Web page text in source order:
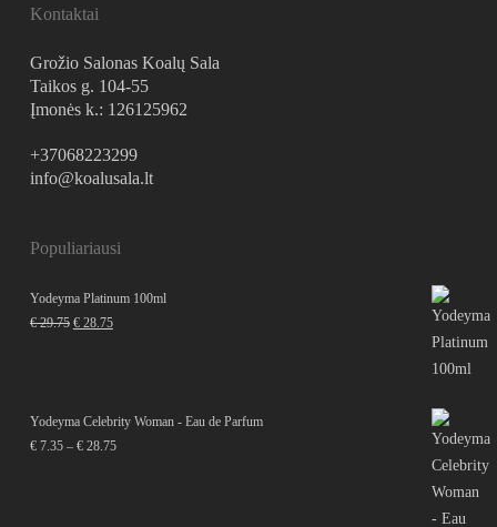
Kontaktai
Grožio Salonas Koalų Sala
Taikos g. 104-55
Įmonės k.: 126125962
+37068223299
info@koalusala.lt
Populiariausi
Yodeyma Platinum 100ml
€29.75 Original
€28.75Current
Yodeyma Celebrity Woman - Eau de Parfum
€7.35 – €28.75Price